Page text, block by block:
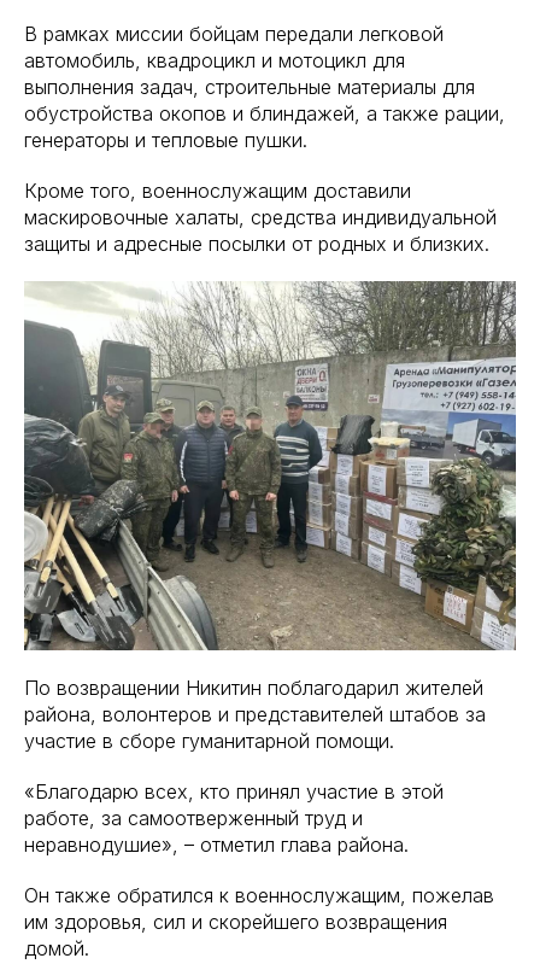
В рамках миссии бойцам передали легковой
автомобиль, квадроцикл и мотоцикл для
выполнения задач, строительные материалы для
обустройства окопов и блиндажей, а также рации,
генераторы и тепловые пушки.
Кроме того, военнослужащим доставили
маскировочные халаты, средства индивидуальной
защиты и адресные посылки от родных и близких.
По возвращении Никитин поблагодарил жителей
района, волонтеров и представителей штабов за
участие в сборе гуманитарной помощи.
«Благодарю всех, кто принял участие в этой
работе, за самоотверженный труд и
неравнодушие», – отметил глава района.
Он также обратился к военнослужащим, пожелав
им здоровья, сил и скорейшего возвращения
домой.